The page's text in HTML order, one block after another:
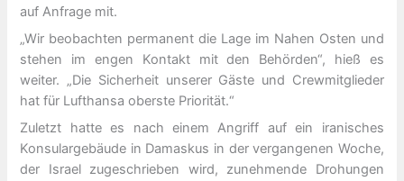
auf Anfrage mit.
„Wir beobachten permanent die Lage im Nahen Osten und
stehen im engen Kontakt mit den Behörden“, hieß es
weiter. „Die Sicherheit unserer Gäste und Crewmitglieder
hat für Lufthansa oberste Priorität.“
Zuletzt hatte es nach einem Angriff auf ein iranisches
Konsulargebäude in Damaskus in der vergangenen Woche,
der Israel zugeschrieben wird, zunehmende Drohungen